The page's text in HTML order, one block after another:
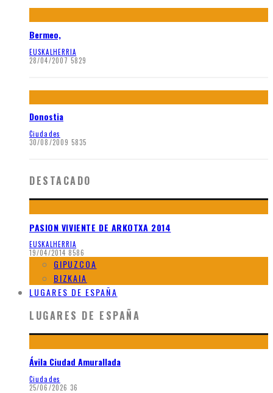
Bermeo,
EUSKALHERRIA
28/04/2007 5829
Donostia
Ciudades
30/08/2009 5835
DESTACADO
PASION VIVIENTE DE ARKOTXA 2014
EUSKALHERRIA
19/04/2014 8586
GIPUZCOA
BIZKAIA
LUGARES DE ESPAÑA
LUGARES DE ESPAÑA
Ávila Ciudad Amurallada
Ciudades
25/06/2026 36